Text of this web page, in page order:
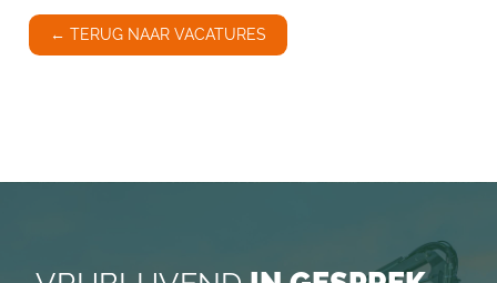
← TERUG NAAR VACATURES